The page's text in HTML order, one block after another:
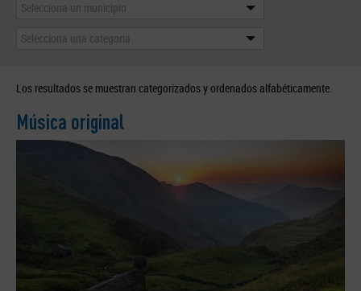
Selecciona un municipio
Selecciona una categoría
Los resultados se muestran categorizados y ordenados alfabéticamente.
Música original